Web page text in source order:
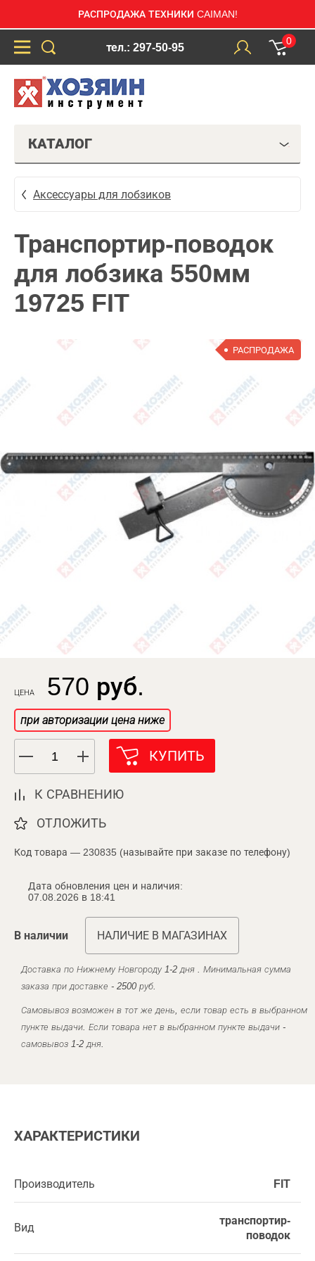
РАСПРОДАЖА ТЕХНИКИ CAIMAN!
тел.: 297-50-95
0
КАТАЛОГ
Аксессуары для лобзиков
Транспортир-поводок
для лобзика 550мм
19725 FIT
РАСПРОДАЖА
ЦЕНА 570 руб.
при авторизации цена ниже
КУПИТЬ
К СРАВНЕНИЮ
ОТЛОЖИТЬ
Код товара — 230835 (называйте при заказе по телефону)
Дата обновления цен и наличия:
07.08.2026 в 18:41
В наличии НАЛИЧИЕ В МАГАЗИНАХ
Доставка по Нижнему Новгороду 1-2 дня . Минимальная сумма
заказа при доставке - 2500 руб.
Самовывоз возможен в тот же день, если товар есть в выбранном
пункте выдачи. Если товара нет в выбранном пункте выдачи -
самовывоз 1-2 дня.
ХАРАКТЕРИСТИКИ
Производитель FIT
Вид
транспортир-
поводок